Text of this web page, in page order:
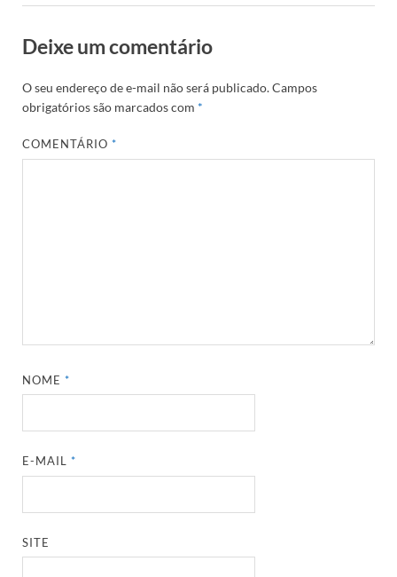
Deixe um comentário
O seu endereço de e-mail não será publicado.Campos
obrigatórios são marcados com *
COMENTÁRIO*
NOME*
E-MAIL*
SITE